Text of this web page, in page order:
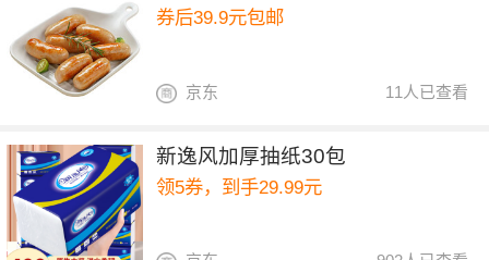
券后39.9元包邮
11人已查看
京东
新逸风加厚抽纸30包
领5券，到手29.99元